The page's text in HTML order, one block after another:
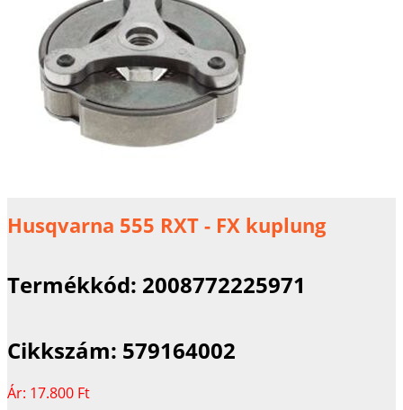
Husqvarna 555 RXT - FX kuplung
Termékkód: 2008772225971
Cikkszám: 579164002
Ár: 17.800 Ft